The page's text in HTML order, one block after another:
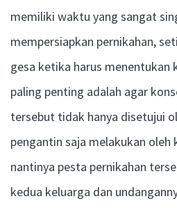
memiliki waktu yang sangat
mempersiapkan pernikahan,
gesa ketika harus menentukan
paling penting adalah agar
tersebut tidak hanya disetujui
pengantin saja melakukan oleh
nantinya pesta pernikahan
kedua keluarga dan